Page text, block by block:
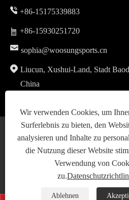
+86-15175339883
+86-15930251720
sophia@woosungsports.cn
Liucun, Xushui-Land, Stadt
China
Copyright © 2024 WOOSUNG
Rechte vorbehalten.Links|
Wir verwenden Cookies, um
Surferlebnis zu bieten, den
analysieren und Inhalte zu
die Nutzung dieser Website
Verwendung von
zu.
Ablehnen